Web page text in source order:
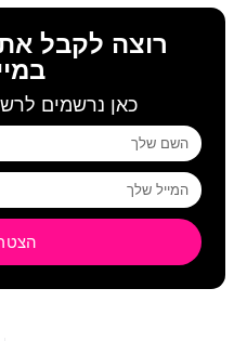
רוצה לקבל
כאן נרשמים